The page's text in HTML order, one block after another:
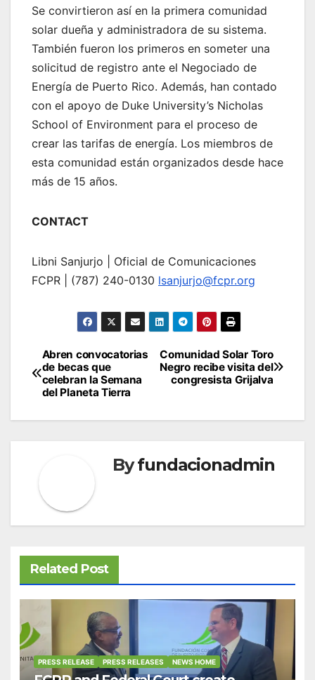
Se convirtieron así en la primera comunidad
solar dueña y administradora de su sistema.
También fueron los primeros en someter una
solicitud de registro ante el Negociado de
Energía de Puerto Rico. Además, han contado
con el apoyo de Duke University’s Nicholas
School of Environment para el proceso de
crear las tarifas de energía. Los miembros de
esta comunidad están organizados desde hace
más de 15 años.
CONTACT
Libni Sanjurjo | Oficial de Comunicaciones
FCPR | (787) 240-0130 lsanjurjo@fcpr.org
Post
navigation
Comunidad Solar Toro
Negro recibe visita del
congresista Grijalva
Abren convocatorias
de becas que
celebran la Semana
del Planeta Tierra
Byfundacionadmin
Related Post
PRESS RELEASE PRESS RELEASES NEWS HOME